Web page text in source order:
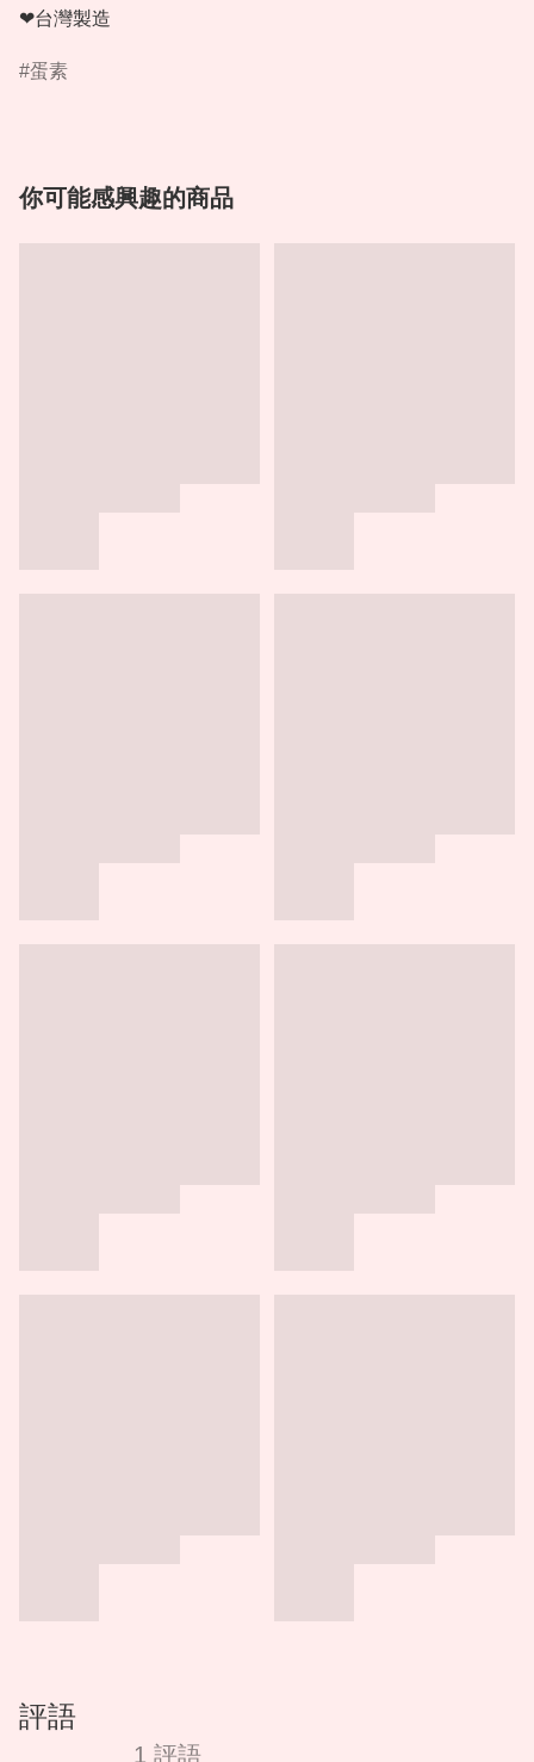
❤台灣製造
蛋素
你可能感興趣的商品
評語
1 評語